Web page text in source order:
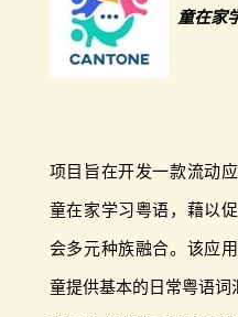
童在家
项目旨在开发一款流动
童在家学习粤语，藉以
会多元种族融合。该应
童提供基本的日常粤语词